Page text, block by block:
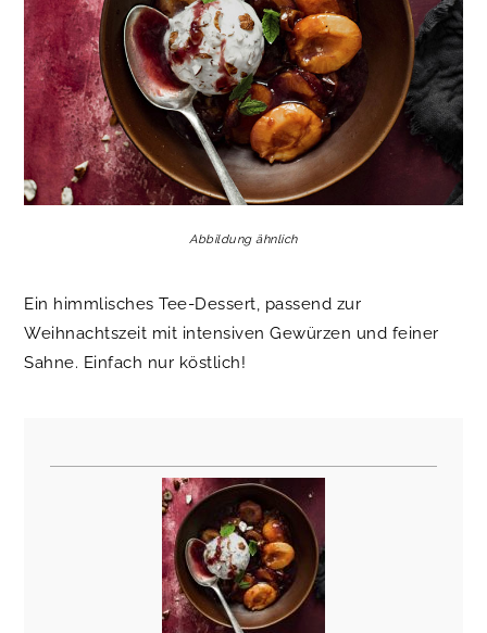
Abbildung ähnlich
Ein himmlisches Tee-Dessert, passend zur
Weihnachtszeit mit intensiven Gewürzen und feiner
Sahne. Einfach nur köstlich!